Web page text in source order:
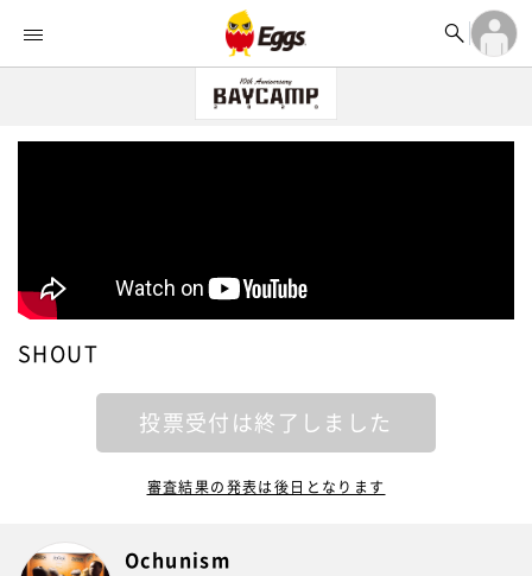


ランキング 
記事 

ログイン
アカウント登録
SHOUT
投票受付は終了しました
審査結果の発表は後日となります
Ochunism